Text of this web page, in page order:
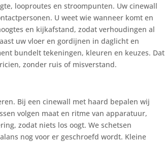
looproutes en stroompunten. Uw cinewall
U weet wie wanneer komt en
en kijkafstand, zodat verhoudingen al
uw vloer en gordijnen in daglicht en
bundelt tekeningen, kleuren en keuzes. Dat
zonder ruis of misverstand.
Bij een cinewall met haard bepalen wij
volgen maat en ritme van apparatuur,
zodat niets los oogt. We schetsen
nog voor er geschroefd wordt. Kleine